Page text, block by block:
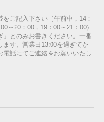
ご記入下さい（午前中，14：
～20：00，19：00～21：00）
」とのみお書きください。一番
ます。営業日13:00を過ぎてか
電話にてご連絡をお願いいたし